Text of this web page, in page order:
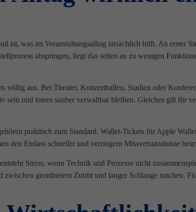
ist, was im Veranstaltungsalltag tatsächlich hilft. An erster
abspringen, liegt das selten an zu wenigen
völlig aus. Bei Theater, Konzerthallen, Stadien oder
sein und intern sauber verwaltbar bleiben. Gleiches gilt für
praktisch zum Standard. Wallet-Tickets für Apple
den Einlass schneller und verringern Missverständnisse
Stress, wenn Technik und Prozesse nicht
zwischen geordnetem Zutritt und langer Schlange machen.